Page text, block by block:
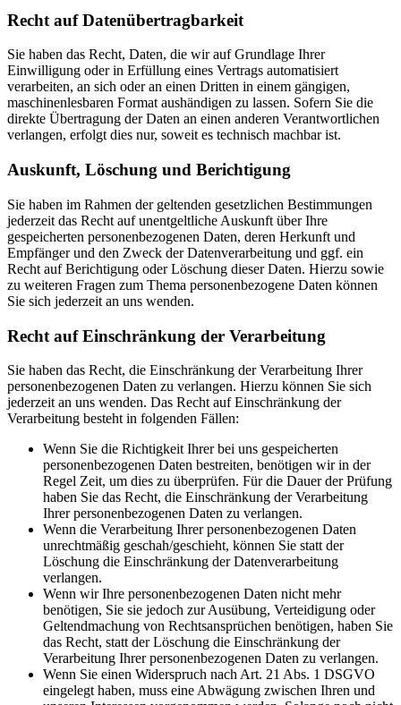
Recht auf Daten­übertrag­barkeit
Sie haben das Recht, Daten, die wir auf Grundlage Ihrer
Einwilligung oder in Erfüllung eines Vertrags automatisiert
verarbeiten, an sich oder an einen Dritten in einem gängigen,
maschinenlesbaren Format aushändigen zu lassen. Sofern Sie die
direkte Übertragung der Daten an einen anderen Verantwortlichen
verlangen, erfolgt dies nur, soweit es technisch machbar ist.
Auskunft, Löschung und Berichtigung
Sie haben im Rahmen der geltenden gesetzlichen Bestimmungen
jederzeit das Recht auf unentgeltliche Auskunft über Ihre
gespeicherten personenbezogenen Daten, deren Herkunft und
Empfänger und den Zweck der Datenverarbeitung und ggf. ein
Recht auf Berichtigung oder Löschung dieser Daten. Hierzu sowie
zu weiteren Fragen zum Thema personenbezogene Daten können
Sie sich jederzeit an uns wenden.
Recht auf Einschränkung der Verarbeitung
Sie haben das Recht, die Einschränkung der Verarbeitung Ihrer
personenbezogenen Daten zu verlangen. Hierzu können Sie sich
jederzeit an uns wenden. Das Recht auf Einschränkung der
Verarbeitung besteht in folgenden Fällen:
Wenn Sie die Richtigkeit Ihrer bei uns gespeicherten
personenbezogenen Daten bestreiten, benötigen wir in der
Regel Zeit, um dies zu überprüfen. Für die Dauer der Prüfung
haben Sie das Recht, die Einschränkung der Verarbeitung
Ihrer personenbezogenen Daten zu verlangen.
Wenn die Verarbeitung Ihrer personenbezogenen Daten
unrechtmäßig geschah/geschieht, können Sie statt der
Löschung die Einschränkung der Datenverarbeitung
verlangen.
Wenn wir Ihre personenbezogenen Daten nicht mehr
benötigen, Sie sie jedoch zur Ausübung, Verteidigung oder
Geltendmachung von Rechtsansprüchen benötigen, haben Sie
das Recht, statt der Löschung die Einschränkung der
Verarbeitung Ihrer personenbezogenen Daten zu verlangen.
Wenn Sie einen Widerspruch nach Art. 21 Abs. 1 DSGVO
eingelegt haben, muss eine Abwägung zwischen Ihren und